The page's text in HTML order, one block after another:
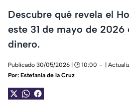
Descubre qué revela el
este 31 de mayo de 2026
dinero.
Publicado 30/05/2026 | 🕑 10:00
|
Por: Estefanía de la Cruz